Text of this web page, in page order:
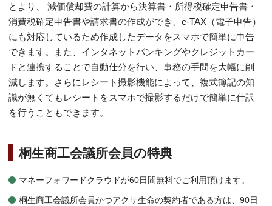
とより、 減価償却費の計算から決算書・所得税確定申告書・
消費税確定申告書や請求書の作成ができ、e-TAX（電子申告）
にも対応しているため作成したデータをスマホで簡単に申告
できます。また、インタネットバンキングやクレジットカー
ドと連携することで自動仕分を行い、事務の手間を大幅に削
減します。さらにレシート撮影機能によって、複式簿記の知
識が無くてもレシートをスマホで撮影するだけで簡単に仕訳
を行うこともできます。
桐生商工会議所会員の特典
マネーフォワードクラウドが60日間無料でご利用頂けます。
桐生商工会議所会員かつアクサ生命の契約者である方は、90日